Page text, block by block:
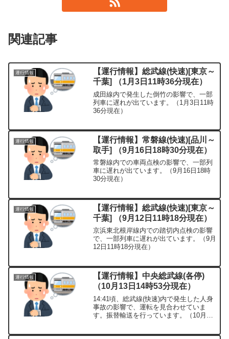
関連記事
運行情報
【運行情報】総武線(快速)[東京～
千葉] （1月3日11時36分現在）
成田線内で発生した倒竹の影響で、一部
列車に遅れが出ています。（1月3日11時
36分現在）
運行情報
【運行情報】常磐線(快速)[品川～
取手] （9月16日18時30分現在）
常磐線内での車両点検の影響で、一部列
車に遅れが出ています。（9月16日18時
30分現在）
運行情報
【運行情報】総武線(快速)[東京～
千葉] （9月12日11時18分現在）
京浜東北根岸線内での踏切内点検の影響
で、一部列車に遅れが出ています。（9月
12日11時18分現在）
運行情報
【運行情報】中央総武線(各停)
（10月13日14時53分現在）
14:41頃、総武線(快速)内で発生した人身
事故の影響で、運転を見合わせていま
す。振替輸送を行っています。（10月13